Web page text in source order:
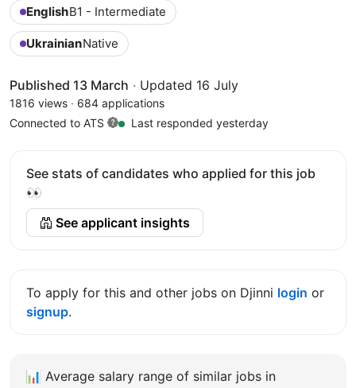
EnglishB1 - Intermediate
UkrainianNative
Published 13 March · Updated 16 July
1816 views · 684 applications
Connected to ATS
Last responded yesterday
See stats of candidates who applied for this job
👀
See applicant insights
To apply for this and other jobs on Djinni login or
signup.
📊 Average salary range of similar jobs in